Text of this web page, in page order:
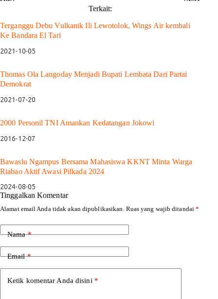
Terkait:
Terganggu Debu Vulkanik Ili Lewotolok, Wings Air kembali
Ke Bandara El Tari
2021-10-05
Thomas Ola Langoday Menjadi Bupati Lembata Dari Partai
Demokrat
2021-07-20
2000 Personil TNI Amankan Kedatangan Jokowi
2016-12-07
Bawaslu Ngampus Bersama Mahasiswa KKNT Minta Warga
Riabao Aktif Awasi Pilkada 2024
2024-08-05
Tinggalkan Komentar
Alamat email Anda tidak akan dipublikasikan. Ruas yang wajib ditandai*
Nama*
Email*
Ketik komentar Anda disini*